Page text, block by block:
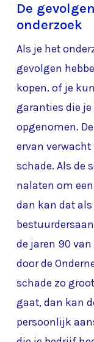
De
onderzoek
Als je het
gevolgen
kopen. of je
garanties die
opgenomen.
ervan
schade. Als de
nalaten om
dan kan dat
de jaren 90
door de
schade zo
gaat, dan kan
persoonlijk